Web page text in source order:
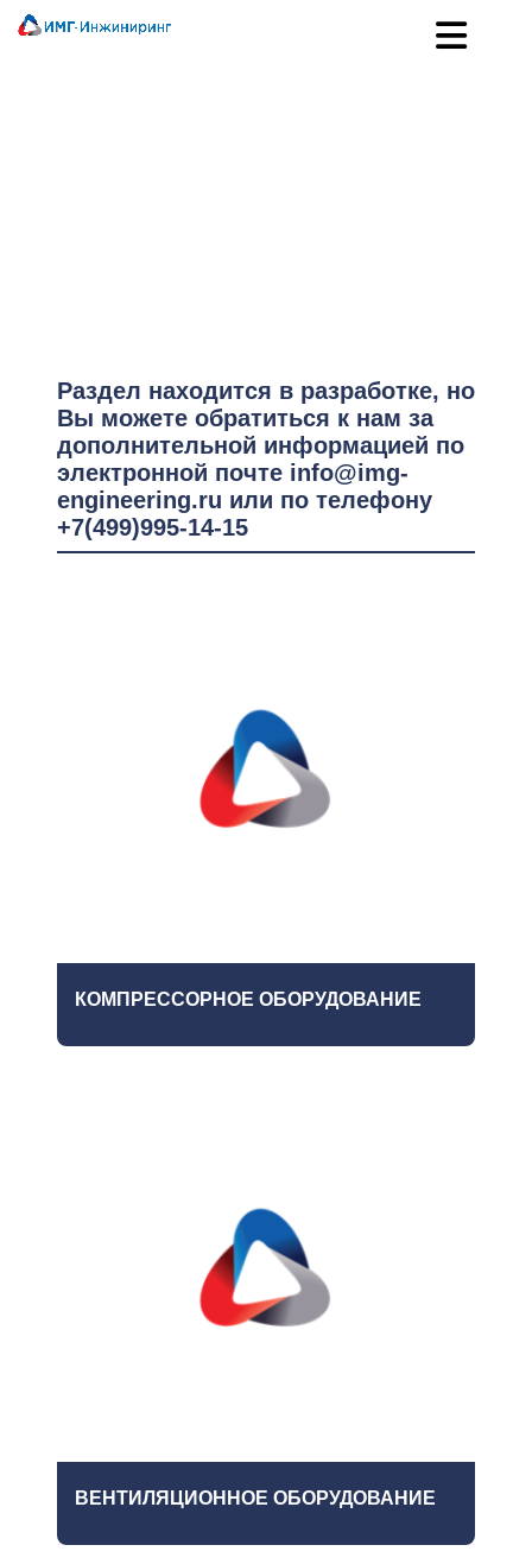
Раздел находится в разработке, но
Вы можете обратиться к нам за
дополнительной информацией по
электронной почте info@img-
engineering.ru или по телефону
+7(499)995-14-15
КОМПРЕССОРНОЕ ОБОРУДОВАНИЕ
ВЕНТИЛЯЦИОННОЕ ОБОРУДОВАНИЕ